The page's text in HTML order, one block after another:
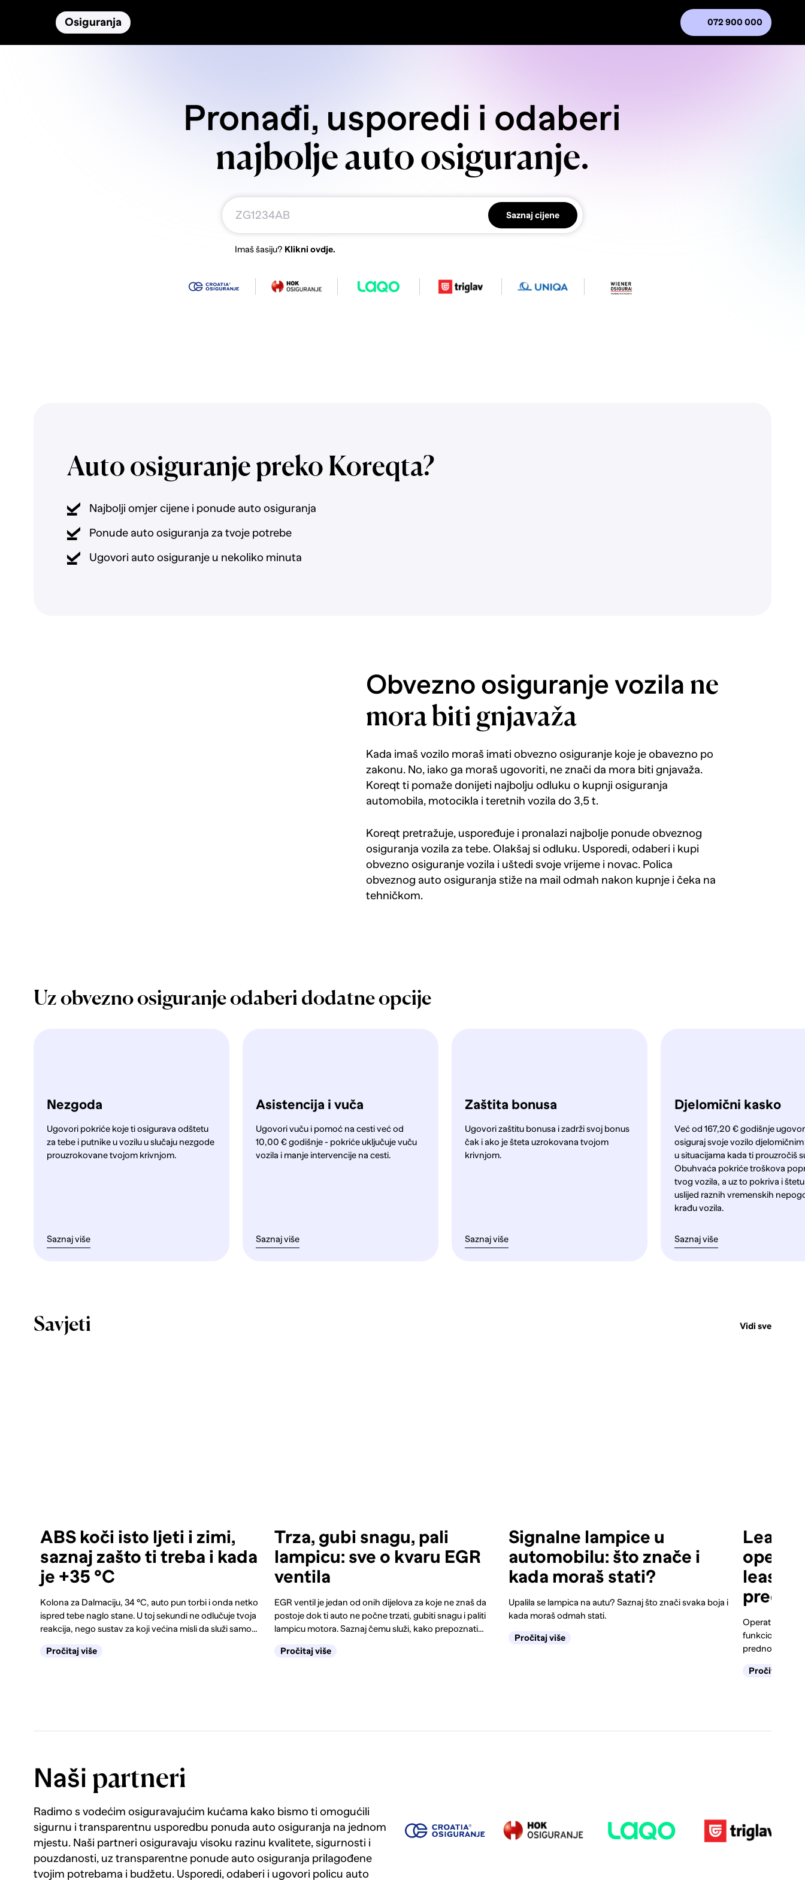
Osiguranja 072 900 000
Pronađi, usporedi i odaberi
najbolje auto osiguranje.
Saznaj cijene
Imaš šasiju? Klikni ovdje.
Auto osiguranje preko Koreqta?
Najbolji omjer cijene i ponude auto osiguranja
Ponude auto osiguranja za tvoje potrebe
Ugovori auto osiguranje u nekoliko minuta
Obvezno osiguranje vozila ne
mora biti gnjavaža
Kada imaš vozilo moraš imati obvezno osiguranje koje je obavezno po
zakonu. No, iako ga moraš ugovoriti, ne znači da mora biti gnjavaža.
Koreqt ti pomaže donijeti najbolju odluku o kupnji osiguranja
automobila, motocikla i teretnih vozila do 3,5 t.
Koreqt pretražuje, uspoređuje i pronalazi najbolje ponude obveznog
osiguranja vozila za tebe. Olakšaj si odluku. Usporedi, odaberi i kupi
obvezno osiguranje vozila i uštedi svoje vrijeme i novac. Polica
obveznog auto osiguranja stiže na mail odmah nakon kupnje i čeka na
tehničkom.
Uz obvezno osiguranje odaberi dodatne opcije
Nezgoda
Ugovori pokriće koje ti osigurava odštetu
za tebe i putnike u vozilu u slučaju nezgode
prouzrokovane tvojom krivnjom.
Saznaj više
Asistencija i vuča
Ugovori vuču i pomoć na cesti već od
10,00 € godišnje - pokriće uključuje vuču
vozila i manje intervencije na cesti.
Saznaj više
Zaštita bonusa
Ugovori zaštitu bonusa i zadrži svoj bonus
čak i ako je šteta uzrokovana tvojom
krivnjom.
Saznaj više
Djelomični kasko
Već od 167,20 € godišnje
osiguraj svoje vozilo
u situacijama kada ti prouzročiš
Obuhvaća pokriće troškova
tvog vozila, a uz to pokriva i
uslijed raznih vremenskih
krađu vozila.
Saznaj više
Savjeti Vidi sve
ABS koči isto ljeti i zimi,
saznaj zašto ti treba i kada
je +35 °C
Kolona za Dalmaciju, 34 °C, auto pun torbi i onda netko
ispred tebe naglo stane. U toj sekundi ne odlučuje tvoja
reakcija, nego sustav za koji većina misli da služi samo
zašto s upaljenom lampicom padaš tehnički, saznaj
Pročitaj više
Trza, gubi snagu, pali
lampicu: sve o kvaru EGR
ventila
EGR ventil je jedan od onih dijelova za koje ne znaš da
postoje dok ti auto ne počne trzati, gubiti snagu i paliti
lampicu motora. Saznaj čemu služi, kako prepoznati
zamjena.
Pročitaj više
Signalne lampice u
automobilu: što znače i
kada moraš stati?
Upalila se lampica na autu? Saznaj što znači svaka boja i
kada moraš odmah stati.
Pročitaj više
Operativni ili
funkcionira
prednosti i
Pročitaj više
Naši partneri
Radimo s vodećim osiguravajućim kućama kako bismo ti omogućili
sigurnu i transparentnu usporedbu ponuda auto osiguranja na jednom
mjestu. Naši partneri osiguravaju visoku razinu kvalitete, sigurnosti i
pouzdanosti, uz transparentne ponude auto osiguranja prilagođene
tvojim potrebama i budžetu. Usporedi, odaberi i ugovori policu auto